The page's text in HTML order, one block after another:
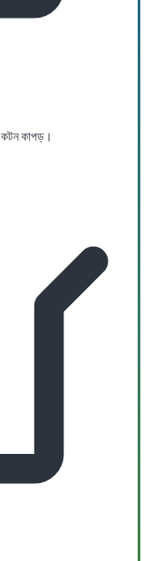
কটন কাপড়।